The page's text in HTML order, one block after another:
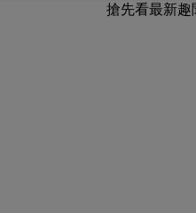
搶先看最新趣